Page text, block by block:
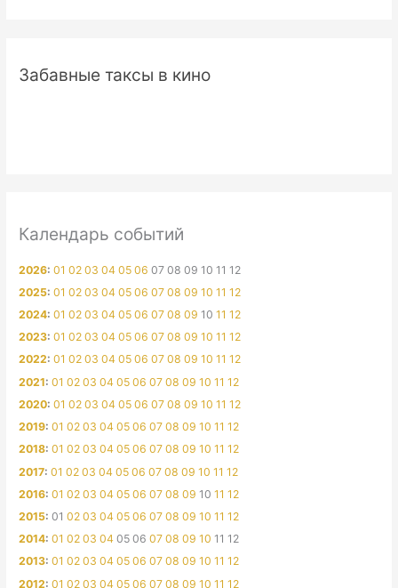
Забавные таксы в кино
Календарь событий
2026:01 02 03 04 05 06 07 08 09 10 11 12
2025:01 02 03 04 05 06 07 08 09 10 11 12
2024:01 02 03 04 05 06 07 08 09 10 11 12
2023:01 02 03 04 05 06 07 08 09 10 11 12
2022:01 02 03 04 05 06 07 08 09 10 11 12
2021:01 02 03 04 05 06 07 08 09 10 11 12
2020:01 02 03 04 05 06 07 08 09 10 11 12
2019:01 02 03 04 05 06 07 08 09 10 11 12
2018:01 02 03 04 05 06 07 08 09 10 11 12
2017:01 02 03 04 05 06 07 08 09 10 11 12
2016:01 02 03 04 05 06 07 08 09 10 11 12
2015:01 02 03 04 05 06 07 08 09 10 11 12
2014:01 02 03 04 05 06 07 08 09 10 11 12
2013:01 02 03 04 05 06 07 08 09 10 11 12
2012:01 02 03 04 05 06 07 08 09 10 11 12